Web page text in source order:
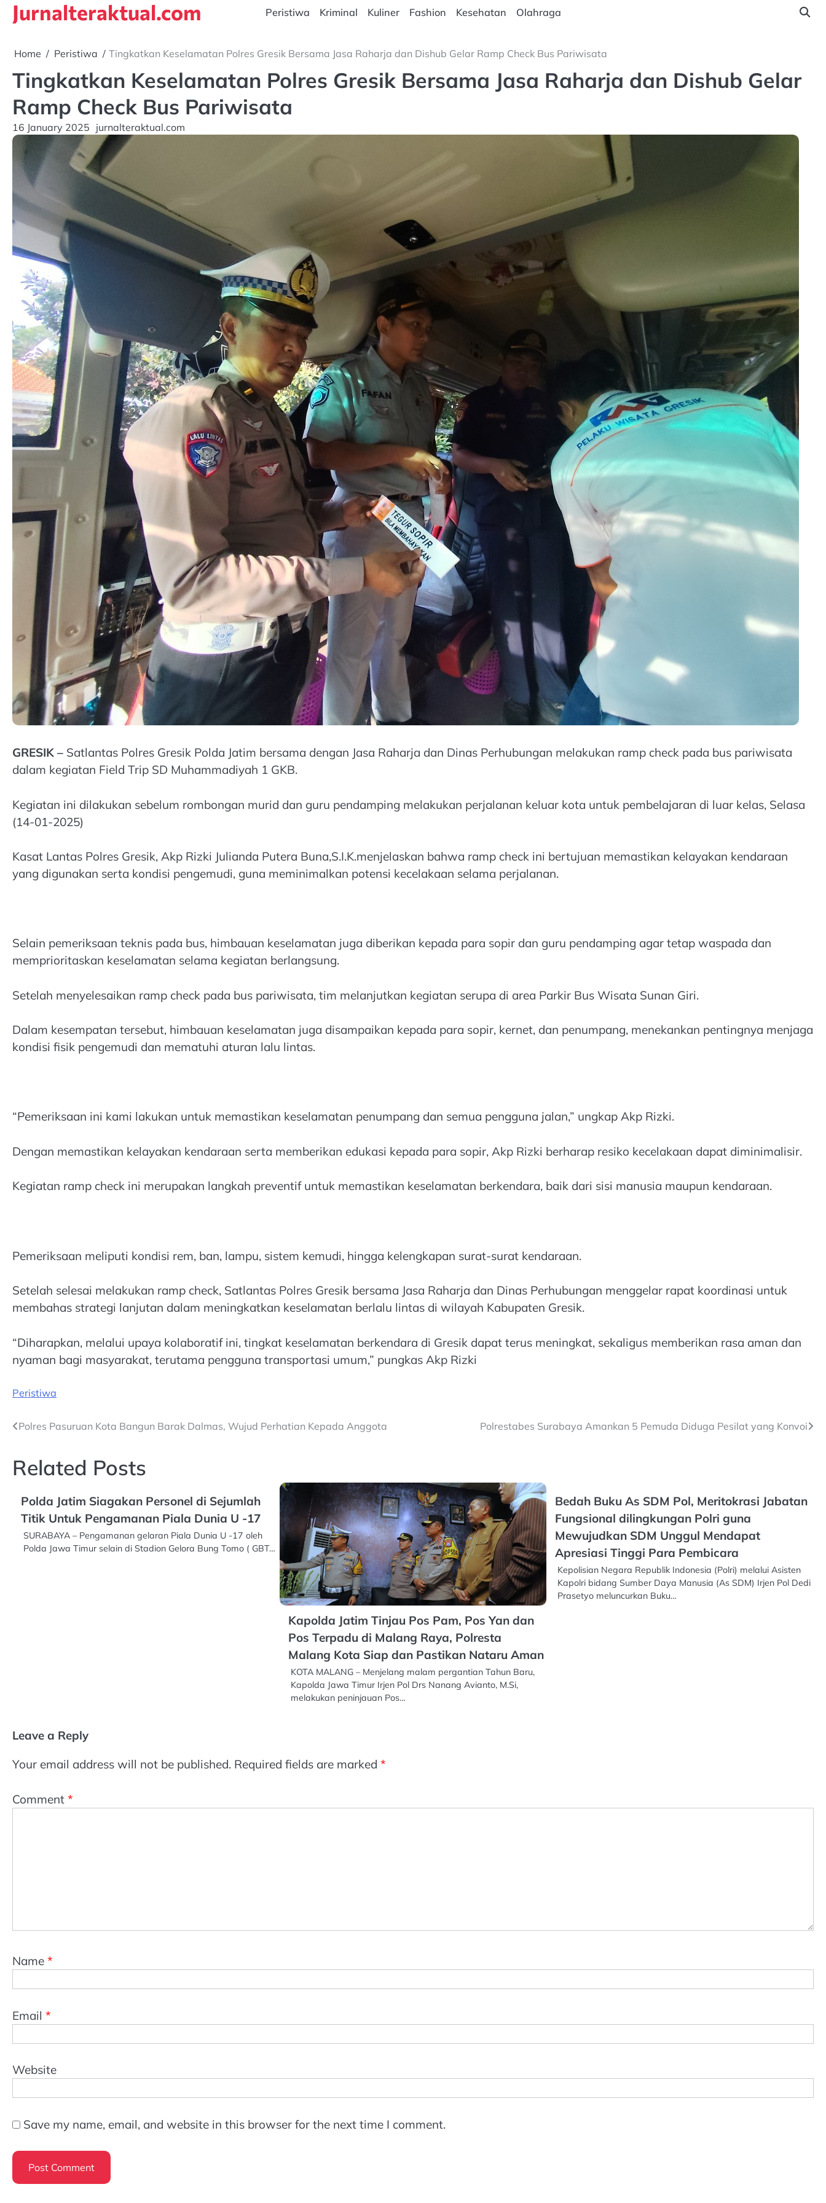
SkipJurnalteraktual.com Peristiwa Kriminal Kuliner Fashion Kesehatan Olahraga
Home Peristiwa Tingkatkan Keselamatan Polres Gresik Bersama Jasa Raharja dan Dishub Gelar Ramp Check Bus Pariwisata
Tingkatkan Keselamatan Polres Gresik Bersama Jasa Raharja dan Dishub Gelar
Ramp Check Bus Pariwisata
16 January 2025 jurnalteraktual.com
GRESIK – Satlantas Polres Gresik Polda Jatim bersama dengan Jasa Raharja dan Dinas Perhubungan melakukan ramp check pada bus pariwisata
dalam kegiatan Field Trip SD Muhammadiyah 1 GKB.
Kegiatan ini dilakukan sebelum rombongan murid dan guru pendamping melakukan perjalanan keluar kota untuk pembelajaran di luar kelas, Selasa
(14-01-2025)
Kasat Lantas Polres Gresik, Akp Rizki Julianda Putera Buna,S.I.K.menjelaskan bahwa ramp check ini bertujuan memastikan kelayakan kendaraan
yang digunakan serta kondisi pengemudi, guna meminimalkan potensi kecelakaan selama perjalanan.
Selain pemeriksaan teknis pada bus, himbauan keselamatan juga diberikan kepada para sopir dan guru pendamping agar tetap waspada dan
memprioritaskan keselamatan selama kegiatan berlangsung.
Setelah menyelesaikan ramp check pada bus pariwisata, tim melanjutkan kegiatan serupa di area Parkir Bus Wisata Sunan Giri.
Dalam kesempatan tersebut, himbauan keselamatan juga disampaikan kepada para sopir, kernet, dan penumpang, menekankan pentingnya menjaga
kondisi fisik pengemudi dan mematuhi aturan lalu lintas.
“Pemeriksaan ini kami lakukan untuk memastikan keselamatan penumpang dan semua pengguna jalan,” ungkap Akp Rizki.
Dengan memastikan kelayakan kendaraan serta memberikan edukasi kepada para sopir, Akp Rizki berharap resiko kecelakaan dapat diminimalisir.
Kegiatan ramp check ini merupakan langkah preventif untuk memastikan keselamatan berkendara, baik dari sisi manusia maupun kendaraan.
Pemeriksaan meliputi kondisi rem, ban, lampu, sistem kemudi, hingga kelengkapan surat-surat kendaraan.
Setelah selesai melakukan ramp check, Satlantas Polres Gresik bersama Jasa Raharja dan Dinas Perhubungan menggelar rapat koordinasi untuk
membahas strategi lanjutan dalam meningkatkan keselamatan berlalu lintas di wilayah Kabupaten Gresik.
“Diharapkan, melalui upaya kolaboratif ini, tingkat keselamatan berkendara di Gresik dapat terus meningkat, sekaligus memberikan rasa aman dan
nyaman bagi masyarakat, terutama pengguna transportasi umum,” pungkas Akp Rizki
Peristiwa
Post
Polres Pasuruan Kota Bangun Barak Dalmas, Wujud Perhatian Kepada Anggota Polrestabes Surabaya Amankan 5 Pemuda Diduga Pesilat yang Konvoi
Related Posts
Polda Jatim Siagakan Personel di Sejumlah
Titik Untuk Pengamanan Piala Dunia U -17
SURABAYA – Pengamanan gelaran Piala Dunia U -17 oleh
Polda Jawa Timur selain di Stadion Gelora Bung Tomo ( GBT…
Kapolda Jatim Tinjau Pos Pam, Pos Yan dan
Pos Terpadu di Malang Raya, Polresta
Malang Kota Siap dan Pastikan Nataru Aman
KOTA MALANG – Menjelang malam pergantian Tahun Baru,
Kapolda Jawa Timur Irjen Pol Drs Nanang Avianto, M.Si,
melakukan peninjauan Pos…
Bedah Buku As SDM Pol, Meritokrasi Jabatan
Fungsional dilingkungan Polri guna
Mewujudkan SDM Unggul Mendapat
Apresiasi Tinggi Para Pembicara
Kepolisian Negara Republik Indonesia (Polri) melalui Asisten
Kapolri bidang Sumber Daya Manusia (As SDM) Irjen Pol Dedi
Prasetyo meluncurkan Buku…
Leave a Reply
Your email address will not be published. Required fields are marked *
Comment *
Name *
Email *
Website
Save my name, email, and website in this browser for the next time I comment.